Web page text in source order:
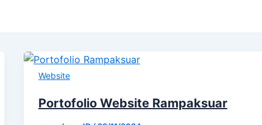
Website
Portofolio Website Rampaksuar